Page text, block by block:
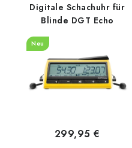
Digitale Schachuhr für
Blinde DGT Echo
Neu
299,95 €